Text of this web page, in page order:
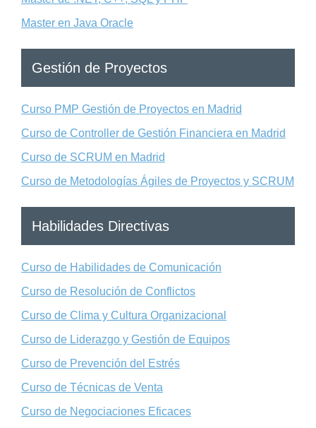
Master en Java Oracle
Gestión de Proyectos
Curso PMP Gestión de Proyectos en Madrid
Curso de Controller de Gestión Financiera en Madrid
Curso de SCRUM en Madrid
Curso de Metodologías Ágiles de Proyectos y SCRUM
Habilidades Directivas
Curso de Habilidades de Comunicación
Curso de Resolución de Conflictos
Curso de Clima y Cultura Organizacional
Curso de Liderazgo y Gestión de Equipos
Curso de Prevención del Estrés
Curso de Técnicas de Venta
Curso de Negociaciones Eficaces